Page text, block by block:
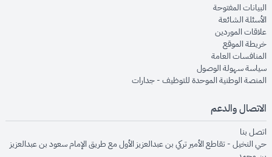
البيانات المفتوحةopens in new window
الأسئلة الشائعةopens in new window
علاقات الموردينopens in new window
خريطة الموقعopens in new window
المنافسات العامةopens in new window
سياسة سهولة الوصولopens in new window
المنصة الوطنية الموحدة للتوظيف - جداراتopens in new window
الاتصال والدعم
اتصل بنا
حي النخيل - تقاطع الأمير تركي بن عبدالعزيز الأول مع طريق الإمام سعود بن عبدالعزيز